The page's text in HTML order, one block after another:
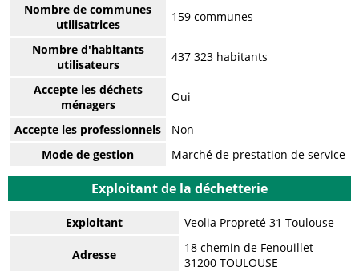
Nombre de communes
utilisatrices
159 communes
Nombre d'habitants
utilisateurs
437 323 habitants
Accepte les déchets
ménagers
Oui
Accepte les professionnels
Non
Mode de gestion
Marché de prestation de service
Exploitant de la déchetterie
Exploitant Veolia Propreté 31 Toulouse
Adresse
18 chemin de Fenouillet
31200 TOULOUSE